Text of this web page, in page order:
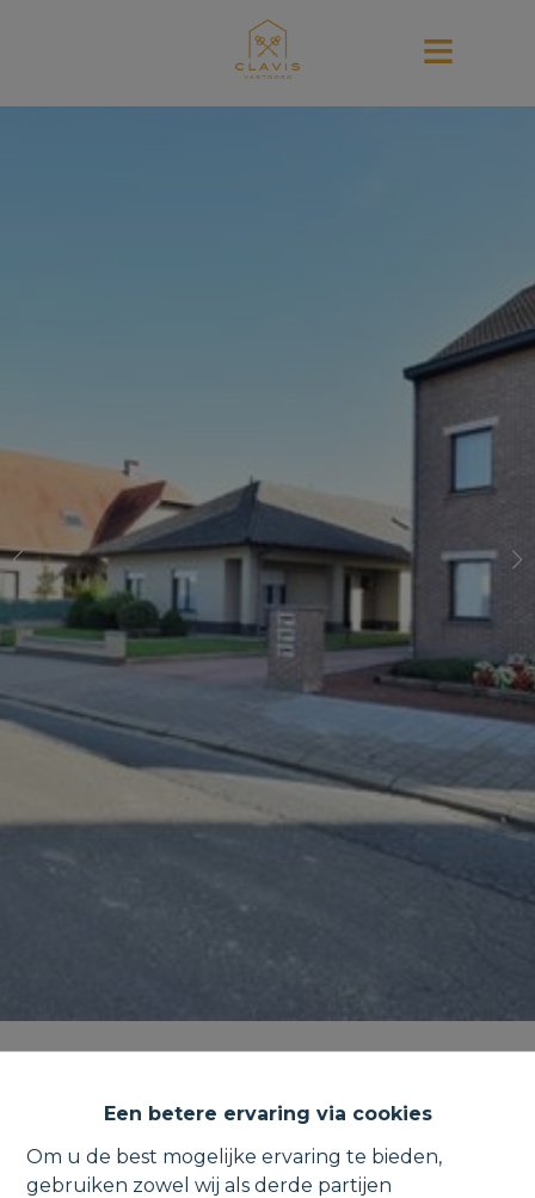
Een betere ervaring via cookies
Om u de best mogelijke ervaring te bieden,
gebruiken zowel wij als derde partijen
Centraal gelegen appartement
met mezzanine, garage en tuin.